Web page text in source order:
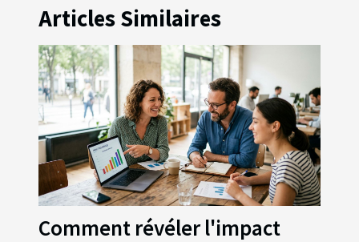
Articles Similaires
Comment révéler l'impact